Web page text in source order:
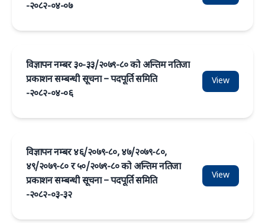
-२०८२-०४-०७
विज्ञापन नम्बर ३०-३३/२०७९-८० को अन्तिम नतिजा
प्रकाशन सम्बन्धी सूचना – पदपूर्ति समिति
-२०८२-०४-०६
View
विज्ञापन नम्बर ४६/२०७९-८०, ४७/२०७९-८०,
४९/२०७९-८० र ५०/२०७९-८० को अन्तिम नतिजा
प्रकाशन सम्बन्धी सूचना – पदपूर्ति समिति
-२०८२-०३-३२
View